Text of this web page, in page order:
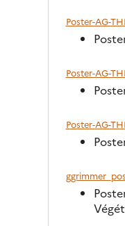
Poster-AG-
Poster-AG-
Poster-AG-